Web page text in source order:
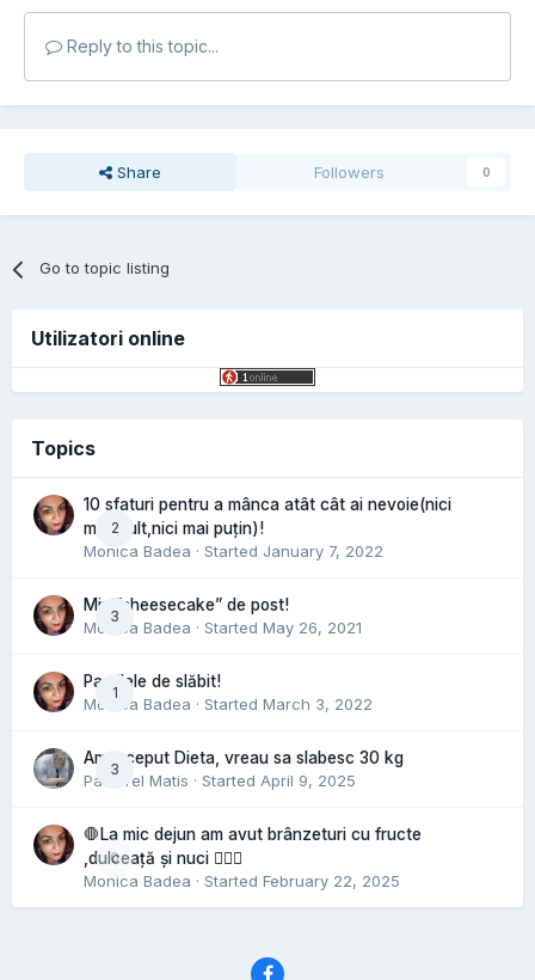
Reply to this topic...
Share Followers 0
Go to topic listing
Utilizatori online
Topics
2
10 sfaturi pentru a mânca atât cât ai nevoie(nici
mai mult,nici mai puțin)!
Monica Badea · Started January 7, 2022
3
Mini”cheesecake” de post!
Monica Badea · Started May 26, 2021
1
Pastilele de slăbit!
Monica Badea · Started March 3, 2022
3
Am inceput Dieta, vreau sa slabesc 30 kg
Pastorel Matis · Started April 9, 2025
0
🛑La mic dejun am avut brânzeturi cu fructe
,dulceață și nuci 🤷🏻‍♀️
Monica Badea · Started February 22, 2025